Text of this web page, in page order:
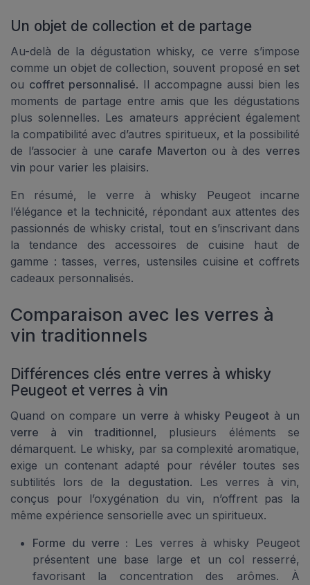
Un objet de collection et de partage
Au-delà de la dégustation whisky, ce verre s’impose
comme un objet de collection, souvent proposé en set
ou coffret personnalisé. Il accompagne aussi bien les
moments de partage entre amis que les dégustations
plus solennelles. Les amateurs apprécient également
la compatibilité avec d’autres spiritueux, et la possibilité
de l’associer à une carafe Maverton ou à desverres
vin pour varier les plaisirs.
En résumé, le verre à whisky Peugeot incarne
l’élégance et la technicité, répondant aux attentes des
passionnés de whisky cristal, tout en s’inscrivant dans
la tendance des accessoires de cuisine haut de
gamme : tasses, verres, ustensiles cuisine et coffrets
cadeaux personnalisés.
Comparaison avec les verres à
vin traditionnels
Différences clés entre verres à whisky
Peugeot et verres à vin
Quand on compare unverre à whisky Peugeotà un
verre à vin traditionnel, plusieurs éléments se
démarquent. Le whisky, par sa complexité aromatique,
exige un contenant adapté pour révéler toutes ses
subtilités lors de la degustation. Les verres à vin,
conçus pour l’oxygénation du vin, n’offrent pas la
même expérience sensorielle avec un spiritueux.
Forme du verre : Les verres à whisky Peugeot
présentent une base large et un col resserré,
favorisant la concentration des arômes. À